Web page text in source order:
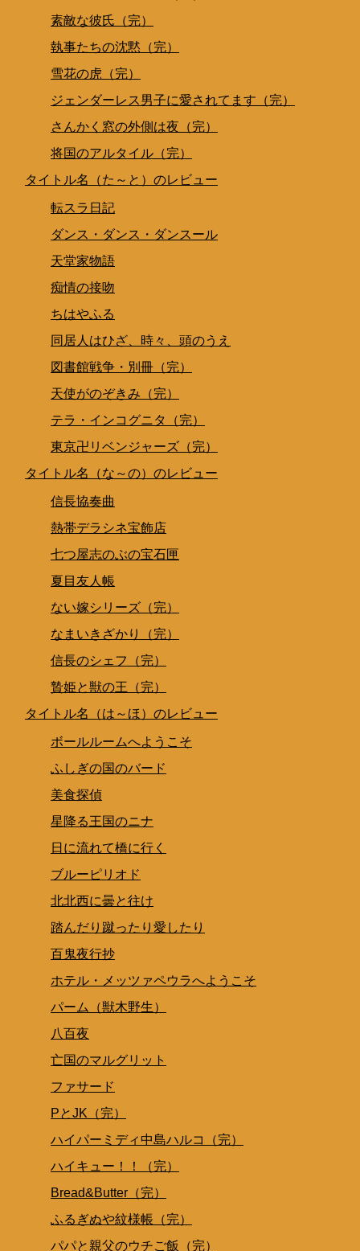
素敵な彼氏（完）
執事たちの沈黙（完）
雪花の虎（完）
ジェンダーレス男子に愛されてます（完）
さんかく窓の外側は夜（完）
将国のアルタイル（完）
タイトル名（た～と）のレビュー
転スラ日記
ダンス・ダンス・ダンスール
天堂家物語
痴情の接吻
ちはやふる
同居人はひざ、時々、頭のうえ
図書館戦争・別冊（完）
天使がのぞきみ（完）
テラ・インコグニタ（完）
東京卍リベンジャーズ（完）
タイトル名（な～の）のレビュー
信長協奏曲
熱帯デラシネ宝飾店
七つ屋志のぶの宝石匣
夏目友人帳
ない嫁シリーズ（完）
なまいきざかり（完）
信長のシェフ（完）
贄姫と獣の王（完）
タイトル名（は～ほ）のレビュー
ボールルームへようこそ
ふしぎの国のバード
美食探偵
星降る王国のニナ
日に流れて橋に行く
ブルーピリオド
北北西に曇と往け
踏んだり蹴ったり愛したり
百鬼夜行抄
ホテル・メッツァペウラへようこそ
パーム（獣木野生）
八百夜
亡国のマルグリット
ファサード
PとJK（完）
ハイパーミディ中島ハルコ（完）
ハイキュー！！（完）
Bread&Butter（完）
ふるぎぬや紋様帳（完）
パパと親父のウチご飯（完）